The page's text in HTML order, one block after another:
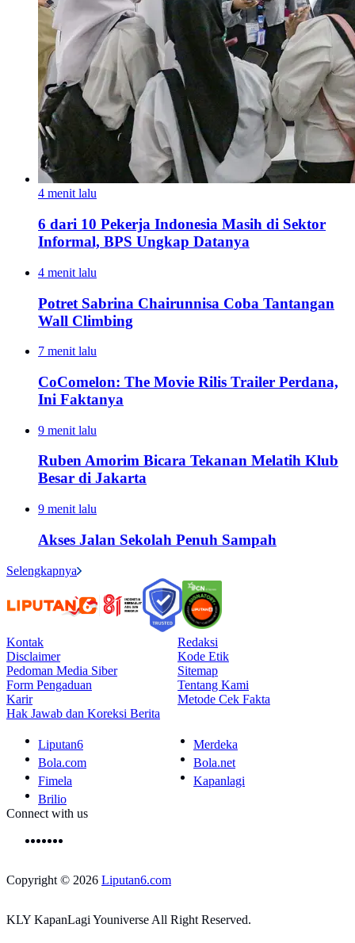
4 menit lalu
6 dari 10 Pekerja Indonesia Masih di Sektor
Informal, BPS Ungkap Datanya
4 menit lalu
Potret Sabrina Chairunnisa Coba Tantangan
Wall Climbing
7 menit lalu
CoComelon: The Movie Rilis Trailer Perdana,
Ini Faktanya
9 menit lalu
Ruben Amorim Bicara Tekanan Melatih Klub
Besar di Jakarta
9 menit lalu
Akses Jalan Sekolah Penuh Sampah
Selengkapnya
Kontak
Redaksi
Disclaimer
Kode Etik
Pedoman Media Siber
Sitemap
Form Pengaduan
Tentang Kami
Karir
Metode Cek Fakta
Hak Jawab dan Koreksi Berita
Liputan6
Merdeka
Bola.com
Bola.net
Fimela
Kapanlagi
Brilio
Connect with us
Copyright © 2026 Liputan6.com
KLY KapanLagi Youniverse All Right Reserved.